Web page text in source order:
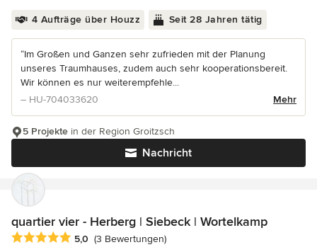
4 Aufträge über Houzz Seit 28 Jahren tätig
“Im Großen und Ganzen sehr zufrieden mit der Planung
unseres Traumhauses, zudem auch sehr kooperationsbereit.
Wir können es nur weiterempfehle...
– HU-704033620
Mehr
Nachricht
5 Projekte in der Region Groitzsch
quartier vier - Herberg | Siebeck | Wortelkamp
Durchschnittliche Bewertung: 5 von 5 Sternen
5,0 (3 Bewertungen)